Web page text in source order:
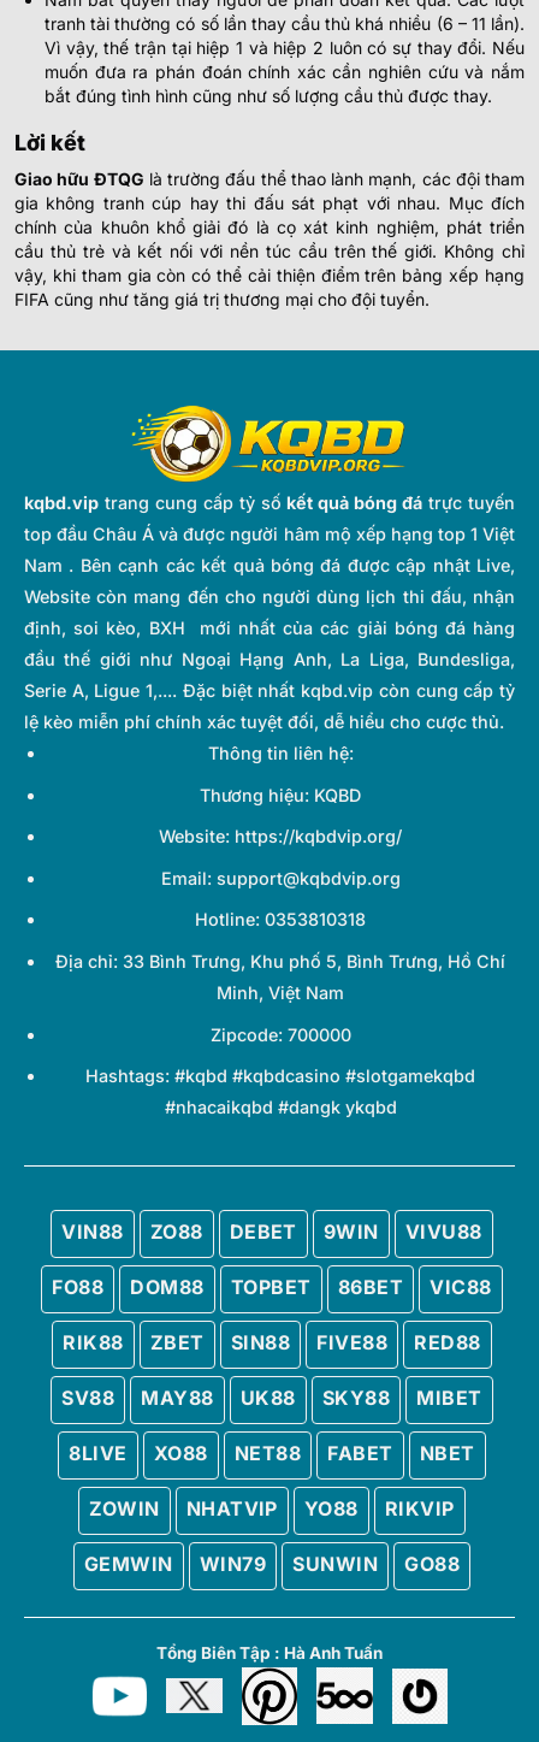
tranh tài thường có số lần thay cầu thủ khá nhiều (6 – 11 lần).
Vì vậy, thế trận tại hiệp 1 và hiệp 2 luôn có sự thay đổi. Nếu
muốn đưa ra phán đoán chính xác cần nghiên cứu và nắm
bắt đúng tình hình cũng như số lượng cầu thủ được thay.
Lời kết
Giao hữu ĐTQG là trường đấu thể thao lành mạnh, các đội tham
gia không tranh cúp hay thi đấu sát phạt với nhau. Mục đích
chính của khuôn khổ giải đó là cọ xát kinh nghiệm, phát triển
cầu thủ trẻ và kết nối với nền túc cầu trên thế giới. Không chỉ
vậy, khi tham gia còn có thể cải thiện điểm trên bảng xếp hạng
FIFA cũng như tăng giá trị thương mại cho đội tuyển.
kqbd.vip trang cung cấp tỷ sốkết quả bóng đá trực tuyến
top đầu Châu Á và được người hâm mộ xếp hạng top 1 Việt
Nam . Bên cạnh các kết quả bóng đá được cập nhật Live,
Website còn mang đến cho người dùng lịch thi đấu, nhận
định, soi kèo, BXH mới nhất của các giải bóng đá hàng
đầu thế giới như Ngoại Hạng Anh, La Liga, Bundesliga,
Serie A, Ligue 1,.... Đặc biệt nhất kqbd.vip còn cung cấp tỷ
lệ kèo miễn phí chính xác tuyệt đối, dễ hiểu cho cược thủ.
Thông tin liên hệ:
Thương hiệu: KQBD
Website: https://kqbdvip.org/
Email: support@kqbdvip.org
Hotline: 0353810318
Địa chỉ: 33 Bình Trưng, Khu phố 5, Bình Trưng, Hồ Chí
Minh, Việt Nam
Zipcode: 700000
Hashtags: #kqbd #kqbdcasino #slotgamekqbd
#nhacaikqbd #dangk ykqbd
VIN88 ZO88 DEBET 9WIN VIVU88
FO88 DOM88 TOPBET 86BET VIC88
RIK88 ZBET SIN88 FIVE88 RED88
SV88 MAY88 UK88 SKY88 MIBET
8LIVE XO88 NET88 FABET NBET
ZOWIN NHATVIP YO88 RIKVIP
GEMWIN WIN79 SUNWIN GO88
Tổng Biên Tập : Hà Anh Tuấn